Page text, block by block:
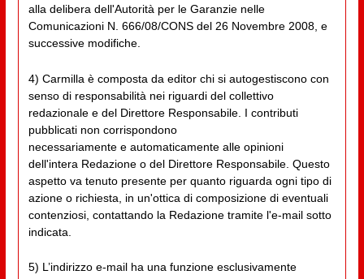
alla delibera dell'Autorità per le Garanzie nelle
Comunicazioni N. 666/08/CONS del 26 Novembre 2008, e
successive modifiche.
4) Carmilla è composta da editor chi si autogestiscono con
senso di responsabilità nei riguardi del collettivo
redazionale e del Direttore Responsabile. I contributi
pubblicati non corrispondono
necessariamente e automaticamente alle opinioni
dell'intera Redazione o del Direttore Responsabile. Questo
aspetto va tenuto presente per quanto riguarda ogni tipo di
azione o richiesta, in un'ottica di composizione di eventuali
contenziosi, contattando la Redazione tramite l'e-mail sotto
indicata.
5) L’indirizzo e-mail ha una funzione esclusivamente